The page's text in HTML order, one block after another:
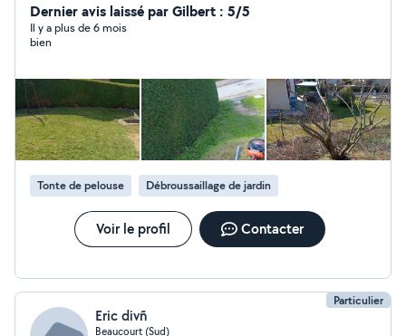
Transport déchèterie. Vide garages, granges, caves et
autres. Récupération de métaux en tout genres.
Dernier avis laissé par Gilbert : 5/5
Il y a plus de 6 mois
bien
Tonte de pelouse Débroussaillage de jardin
Voir le profil Contacter
Particulier
Eric divñ
Beaucourt (Sud)